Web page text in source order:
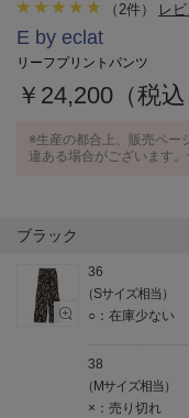
（2件） レ
E by eclat
リーフプリントパンツ
￥24,200（税込
※生産の都合上、販売ペー
違ある場合がございます
ブラック
36
（Sサイズ相当）
○：在庫少ない
38
（Mサイズ相当）
×：売り切れ